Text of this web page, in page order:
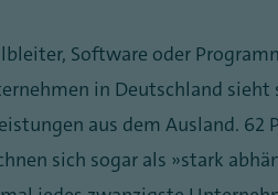
Software oder
in Deutschland sieht
aus dem Ausland. 62
sich sogar als „stark